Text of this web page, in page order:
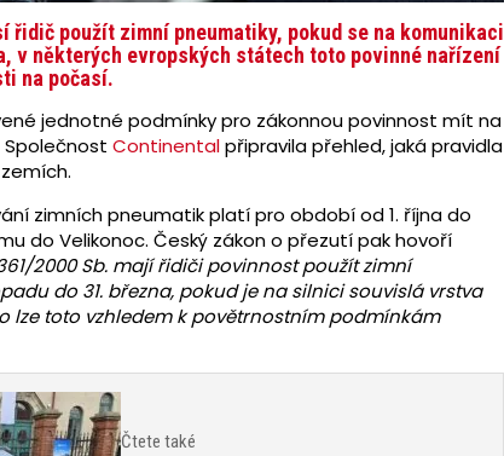
řidič použít zimní pneumatiky, pokud se na komunikaci
v některých evropských státech toto povinné nařízení
na počasí.
jednotné podmínky pro zákonnou povinnost mít na
Continentalpřipravila přehled, jaká pravidla
zimních pneumatik platí pro období od 1. října do
do Velikonoc. Český zákon o přezutí pak hovoří
2000 Sb. mají řidiči povinnost použít zimní
do 31. března, pokud je na silnici souvislá vrstva
lze toto vzhledem k povětrnostním podmínkám
Čtete také